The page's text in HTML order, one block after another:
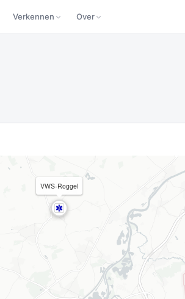
Verkennen Over
VWS-Roggel